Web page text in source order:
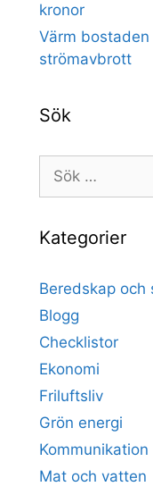
kronor
Värm bostaden
strömavbrott
Sök
Sök
efter:
Kategorier
Beredskap och
Blogg
Checklistor
Ekonomi
Friluftsliv
Grön energi
Kommunikation
Mat och vatten